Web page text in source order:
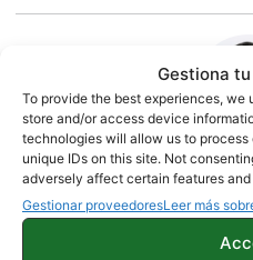
Gestiona
To provide the best experiences,
store and/or access device
technologies will allow us to
unique IDs on this site. Not
adversely affect certain features
Gestionar proveedoresLeer más
Jesús González
1500 artículos publicados